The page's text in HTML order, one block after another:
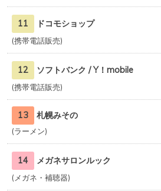
11 ドコモショップ
携帯電話販売
12 ソフトバンク / Y！mobile
携帯電話販売
13 札幌みその
ラーメン
14 メガネサロンルック
メガネ・補聴器